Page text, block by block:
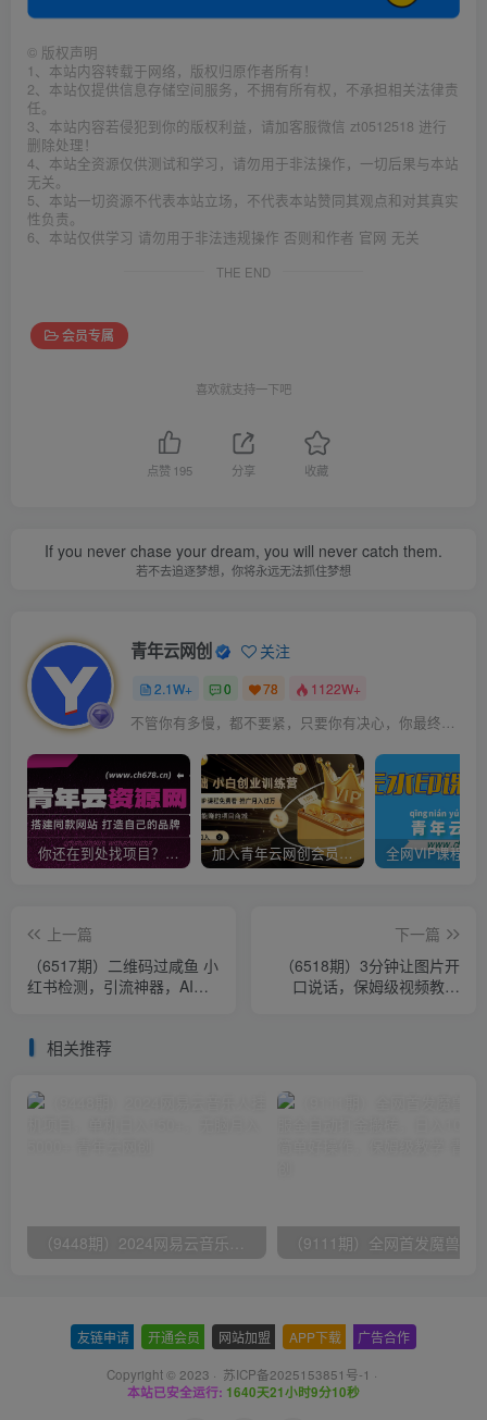
© 版权声明
1、本站内容转载于网络，版权归原作者所有！
2、本站仅提供信息存储空间服务，不拥有所有权，不承担相关法律责
任。
3、本站内容若侵犯到你的版权利益，请加客服微信 zt0512518 进行
删除处理！
4、本站全资源仅供测试和学习，请勿用于非法操作，一切后果与本站
无关。
5、本站一切资源不代表本站立场，不代表本站赞同其观点和对其真实
性负责。
6、本站仅供学习 请勿用于非法违规操作 否则和作者 官网 无关
THE END
会员专属
喜欢就支持一下吧
点赞 195 分享 收藏
If you never chase your dream, you will never catch them.
若不去追逐梦想，你将永远无法抓住梦想
青年云网创 关注
2.1W+ 0 78 1122W+
不管你有多慢，都不要紧，只要你有决心，你最终都会到达想去的地方
你还在到处找项目？还在当韭菜？我靠卖项目一个月收入5万+，曾经我也是个失败者。 加入青年云网创会员，全站资源免费学习。加入高级合伙人，推广日入1000+
上一篇
（6517期）二维码过咸鱼 小
红书检测，引流神器，AI二
下一篇
（6518期）3分钟让图片开
口说话，保姆级视频教程
相关推荐
友链申请 开通会员 网站加盟 APP下载 广告合作
Copyright © 2023 · 苏ICP备2025153851号-1 ·
本站已安全运行: 1640天21小时9分10秒